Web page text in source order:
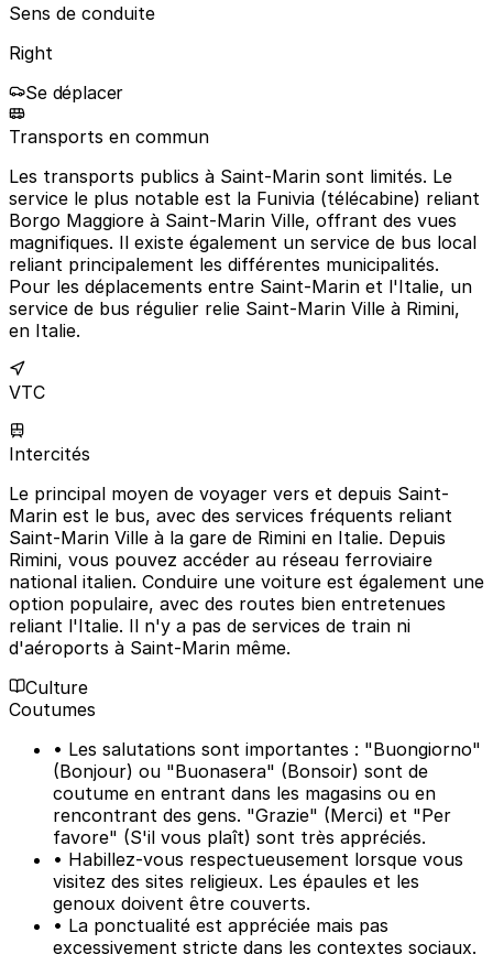
Sens de conduite
Right
Se déplacer
Transports en commun
Les transports publics à Saint-Marin sont limités. Le
service le plus notable est la Funivia (télécabine) reliant
Borgo Maggiore à Saint-Marin Ville, offrant des vues
magnifiques. Il existe également un service de bus local
reliant principalement les différentes municipalités.
Pour les déplacements entre Saint-Marin et l'Italie, un
service de bus régulier relie Saint-Marin Ville à Rimini,
en Italie.
VTC
Intercités
Le principal moyen de voyager vers et depuis Saint-
Marin est le bus, avec des services fréquents reliant
Saint-Marin Ville à la gare de Rimini en Italie. Depuis
Rimini, vous pouvez accéder au réseau ferroviaire
national italien. Conduire une voiture est également une
option populaire, avec des routes bien entretenues
reliant l'Italie. Il n'y a pas de services de train ni
d'aéroports à Saint-Marin même.
Culture
Coutumes
• Les salutations sont importantes : "Buongiorno"
(Bonjour) ou "Buonasera" (Bonsoir) sont de
coutume en entrant dans les magasins ou en
rencontrant des gens. "Grazie" (Merci) et "Per
favore" (S'il vous plaît) sont très appréciés.
• Habillez-vous respectueusement lorsque vous
visitez des sites religieux. Les épaules et les
genoux doivent être couverts.
• La ponctualité est appréciée mais pas
excessivement stricte dans les contextes sociaux.